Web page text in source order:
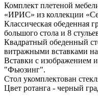
Комплект плетеной
«ИРИС» из коллекции
Классическая обеденная
большого стола и 8
Квадратный обеденный
витражными вставками
Вставки с изображением
"Фьюзинг".
Стол укомплектован
Цвет ротанга - черный